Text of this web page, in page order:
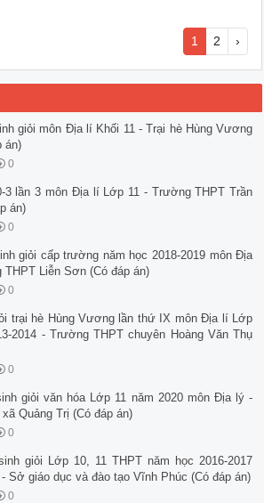
1 2 ›
giỏi môn Địa lí Khối 11 - Trại hè Hùng Vương
án)
0
3 lần 3 môn Địa lí Lớp 11 - Trường THPT Trần
án)
0
giỏi cấp trường năm học 2018-2019 môn Địa
THPT Liễn Sơn (Có đáp án)
0
trại hè Hùng Vương lần thứ IX môn Địa lí Lớp
2014 - Trường THPT chuyên Hoàng Văn Thụ
0
giỏi văn hóa Lớp 11 năm 2020 môn Địa lý -
Quảng Trị (Có đáp án)
0
giỏi Lớp 10, 11 THPT năm học 2016-2017
Sở giáo dục và đào tạo Vĩnh Phúc (Có đáp án)
0